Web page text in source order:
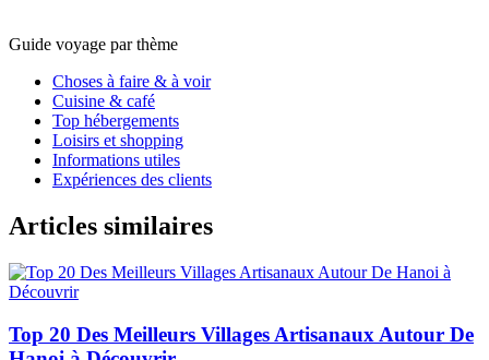
Privilégiez des tissus respirants comme le coton ou le lin,
fraîches dans le nord. Des chaussures confortables sont
essentielles pour visiter les sites touristiques, tandis que des
sandales seront parfaites pour les plages. N’oubliez pas la
protection solaire (crème solaire, chapeau, lunettes de soleil)
petit sac à dos pour les excursions, une gourde réutilisable et
et agréable.
Guide voyage par thème